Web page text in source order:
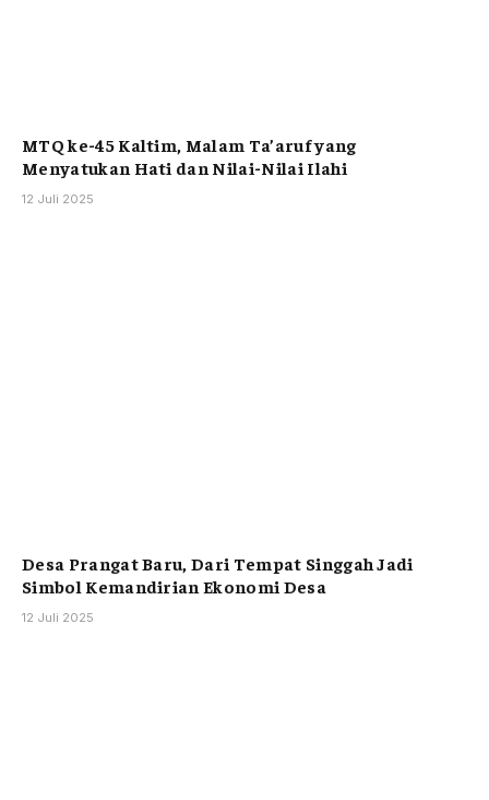
MTQ ke-45 Kaltim, Malam Ta’aruf yang
Menyatukan Hati dan Nilai-Nilai Ilahi
12 Juli 2025
Desa Prangat Baru, Dari Tempat Singgah Jadi
Simbol Kemandirian Ekonomi Desa
12 Juli 2025